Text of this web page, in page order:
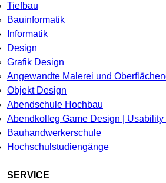
Tiefbau
Bauinformatik
Informatik
Design
Grafik Design
Angewandte Malerei und
Objekt Design
Abendschule Hochbau
Abendkolleg Game Design |
Bauhandwerkerschule
Hochschulstudiengänge
SERVICE